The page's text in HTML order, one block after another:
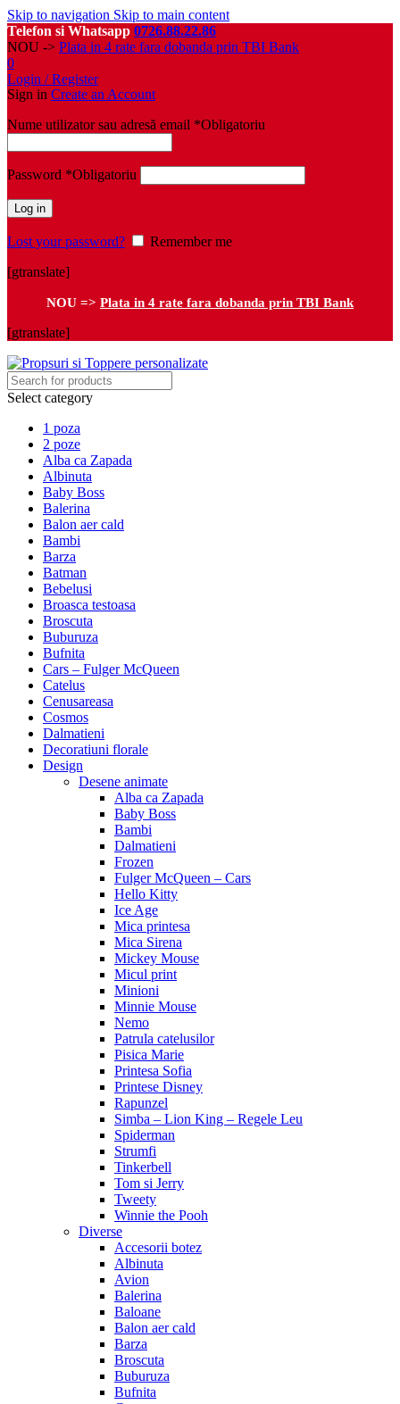
Skip to navigation Skip to main content
Telefon si Whatsapp 0726.88.22.86
NOU -> Plata in 4 rate fara dobanda prin TBI Bank
0
Login / Register
Sign in Create an Account
Nume utilizator sau adresă email *Obligatoriu
Password *Obligatoriu
Log in
Lost your password?
Remember me
[gtranslate]
NOU => Plata in 4 rate fara dobanda prin TBI Bank
[gtranslate]
Select category
1 poza
2 poze
Alba ca Zapada
Albinuta
Baby Boss
Balerina
Balon aer cald
Bambi
Barza
Batman
Bebelusi
Broasca testoasa
Broscuta
Buburuza
Bufnita
Cars – Fulger McQueen
Catelus
Cenusareasa
Cosmos
Dalmatieni
Decoratiuni florale
Design
Desene animate
Alba ca Zapada
Baby Boss
Bambi
Dalmatieni
Frozen
Fulger McQueen – Cars
Hello Kitty
Ice Age
Mica printesa
Mica Sirena
Mickey Mouse
Micul print
Minioni
Minnie Mouse
Nemo
Patrula catelusilor
Pisica Marie
Printesa Sofia
Printese Disney
Rapunzel
Simba – Lion King – Regele Leu
Spiderman
Strumfi
Tinkerbell
Tom si Jerry
Tweety
Winnie the Pooh
Diverse
Accesorii botez
Albinuta
Avion
Balerina
Baloane
Balon aer cald
Barza
Broscuta
Buburuza
Bufnita